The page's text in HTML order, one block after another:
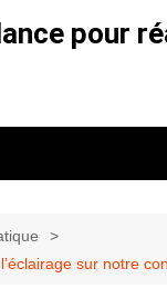
pour
sur notre